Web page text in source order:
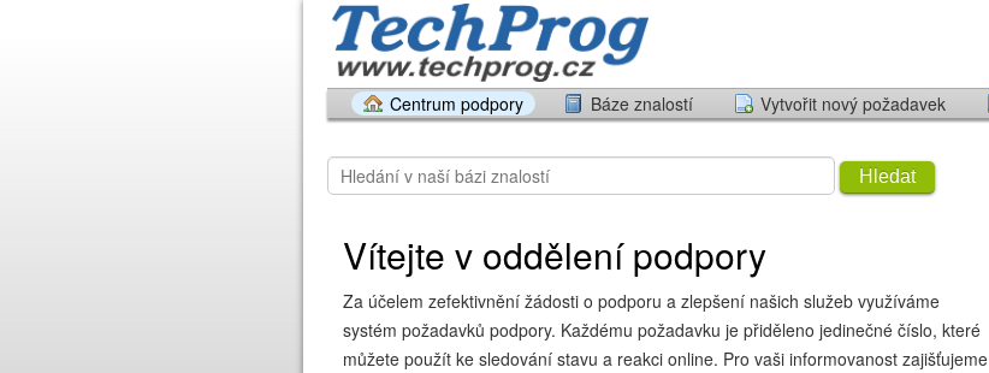
Centrum podpory Báze znalostí Vytvořit nový požadavek
Hledat
Vítejte v oddělení podpory
Za účelem zefektivnění žádosti o podporu a zlepšení našich služeb využíváme
systém požadavků podpory. Každému požadavku je přiděleno jedinečné číslo, které
můžete použít ke sledování stavu a reakci online. Pro vaši informovanost zajišťujeme